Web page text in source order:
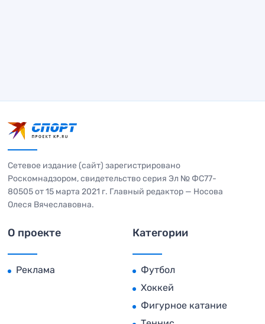
Сетевое издание (сайт) зарегистрировано
Роскомнадзором, свидетельство серия Эл № ФС77-
80505 от 15 марта 2021 г. Главный редактор — Носова
Олеся Вячеславовна.
О проекте
Реклама
Категории
Футбол
Хоккей
Фигурное катание